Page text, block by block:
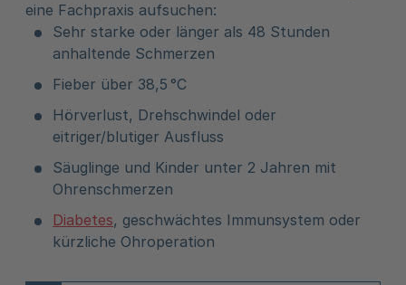
eine Fachpraxis aufsuchen:
Sehr starke oder länger als 48 Stunden
anhaltende Schmerzen
Fieber über 38,5 °C
Hörverlust, Drehschwindel oder
eitriger/blutiger Ausfluss
Säuglinge und Kinder unter 2 Jahren mit
Ohrenschmerzen
Diabetes, geschwächtes Immunsystem oder
kürzliche Ohroperation